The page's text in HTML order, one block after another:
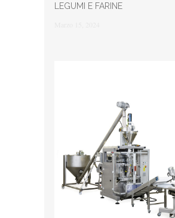
LEGUMI E FARINE